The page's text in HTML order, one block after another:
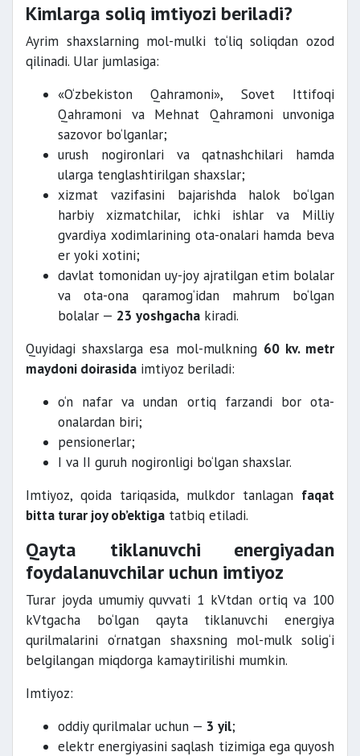
Kimlarga soliq imtiyozi beriladi?
Ayrim shaxslarning mol-mulki to‘liq soliqdan ozod
qilinadi. Ular jumlasiga:
«O‘zbekiston Qahramoni», Sovet Ittifoqi
Qahramoni va Mehnat Qahramoni unvoniga
sazovor bo‘lganlar;
urush nogironlari va qatnashchilari hamda
ularga tenglashtirilgan shaxslar;
xizmat vazifasini bajarishda halok bo‘lgan
harbiy xizmatchilar, ichki ishlar va Milliy
gvardiya xodimlarining ota-onalari hamda beva
er yoki xotini;
davlat tomonidan uy-joy ajratilgan etim bolalar
va ota-ona qaramog‘idan mahrum bo‘lgan
bolalar — 23 yoshgacha kiradi.
Quyidagi shaxslarga esa mol-mulkning 60 kv. metr
maydoni doirasida imtiyoz beriladi:
o‘n nafar va undan ortiq farzandi bor ota-
onalardan biri;
pensionerlar;
I va II guruh nogironligi bo‘lgan shaxslar.
Imtiyoz, qoida tariqasida, mulkdor tanlagan faqat
bitta turar joy ob’ektiga tatbiq etiladi.
Qayta tiklanuvchi energiyadan
foydalanuvchilar uchun imtiyoz
Turar joyda umumiy quvvati 1 kVtdan ortiq va 100
kVtgacha bo‘lgan qayta tiklanuvchi energiya
qurilmalarini o‘rnatgan shaxsning mol-mulk solig‘i
belgilangan miqdorga kamaytirilishi mumkin.
Imtiyoz:
oddiy qurilmalar uchun — 3 yil;
elektr energiyasini saqlash tizimiga ega quyosh